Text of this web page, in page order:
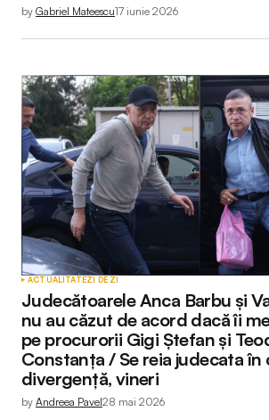
by Gabriel Mateescu17 iunie 2026
ACTUALITATEZI DE ZI
Judecătoarele Anca Barbu și
nu au căzut de acord dacă îi
pe procurorii Gigi Ștefan și
Constanța / Se reia judecata
divergență, vineri
by Andreea Pavel28 mai 2026